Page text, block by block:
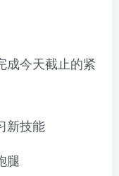
成今天截止的紧
新技能
腿